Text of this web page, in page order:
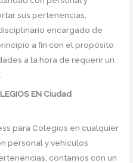
sus pertenencias,
encargado de
a fin con el propósito
a la hora de requerir un
EN Ciudad
para Colegios en cualquier
personal y vehículos
contamos con un